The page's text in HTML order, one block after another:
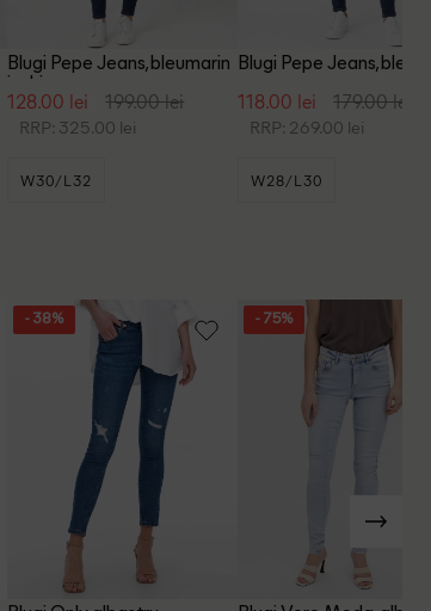
Blugi Pepe Jeans, bleumarin
inchis
128.00 lei 199.00 lei
RRP: 325.00 lei
W30/L32
Blugi Pepe Jeans,
118.00 lei 179.00 lei
RRP: 269.00 lei
W28/L30
- 38% - 75%